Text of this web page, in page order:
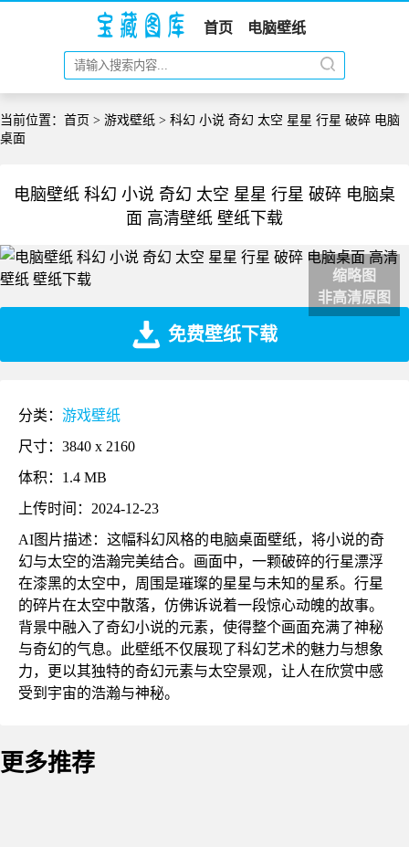
首页 电脑壁纸
当前位置： 首页 > 游戏壁纸 > 科幻 小说 奇幻 太空 星星 行星 破碎 电脑
桌面
电脑壁纸 科幻 小说 奇幻 太空 星星 行星 破碎 电脑桌
面 高清壁纸 壁纸下载
缩略图
非高清原图
免费壁纸下载
分类： 游戏壁纸
尺寸：3840 x 2160
体积：1.4 MB
上传时间：2024-12-23
AI图片描述：这幅科幻风格的电脑桌面壁纸，将小说的奇
幻与太空的浩瀚完美结合。画面中，一颗破碎的行星漂浮
在漆黑的太空中，周围是璀璨的星星与未知的星系。行星
的碎片在太空中散落，仿佛诉说着一段惊心动魄的故事。
背景中融入了奇幻小说的元素，使得整个画面充满了神秘
与奇幻的气息。此壁纸不仅展现了科幻艺术的魅力与想象
力，更以其独特的奇幻元素与太空景观，让人在欣赏中感
受到宇宙的浩瀚与神秘。
更多推荐